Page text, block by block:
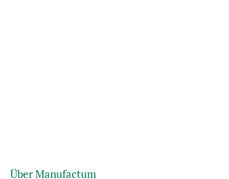
Über Manufactum